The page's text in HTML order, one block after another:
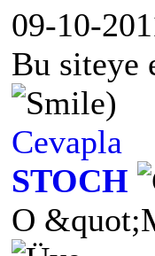
09-10-
Bu siteye
)
Cevapla
STOCH
O